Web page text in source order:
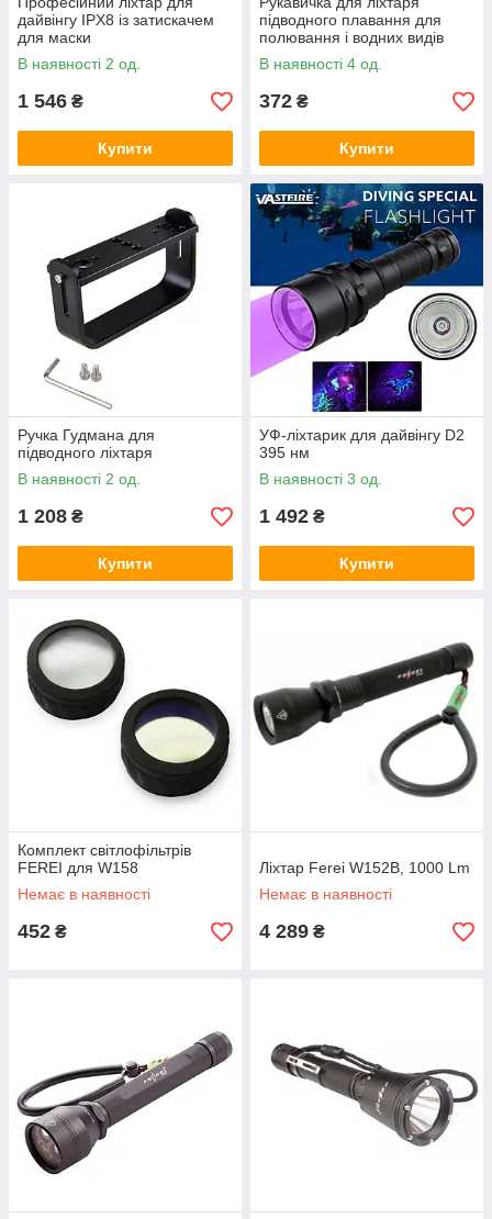
дайвінгу IPX8 із затискачем
для маски
В наявності 2 од.
1 546 ₴
Купити
підводного плавання для
полювання і водних видів
спорту
В наявності 4 од.
372 ₴
Купити
Ручка Гудмана для
підводного ліхтаря
В наявності 2 од.
1 208 ₴
Купити
УФ-ліхтарик для дайвінгу D2
395 нм
В наявності 3 од.
1 492 ₴
Купити
Комплект світлофільтрів
FEREI для W158
Немає в наявності
452 ₴
Ліхтар Ferei W152В, 1000 Lm
Немає в наявності
4 289 ₴